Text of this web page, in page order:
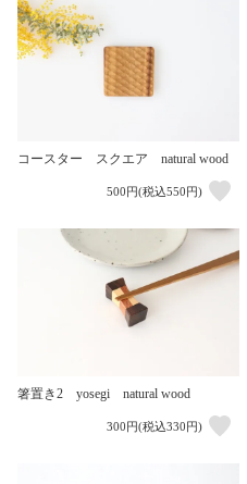
コースター スクエア natural wood
500円(税込550円)
箸置き2 yosegi natural wood
300円(税込330円)